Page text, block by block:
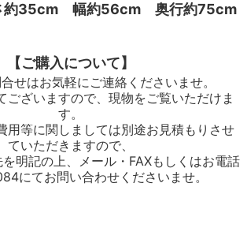
さ約35cm 幅約56cm 奥行約75cm
【ご購入について】
せはお気軽にご連絡くださいませ。
ございますので、現物をご覧いただけま
す。
用等に関しましては別途お見積もりさせ
ていただきますので、
明記の上、メール・FAXもしくはお電話
にてお問い合わせくださいませ。